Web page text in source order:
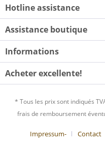
Hotline assistance
Assistance boutique
Informations
Acheter excellente!
* Tous les prix sont indiqués
frais de remboursement
Impressum- Contact